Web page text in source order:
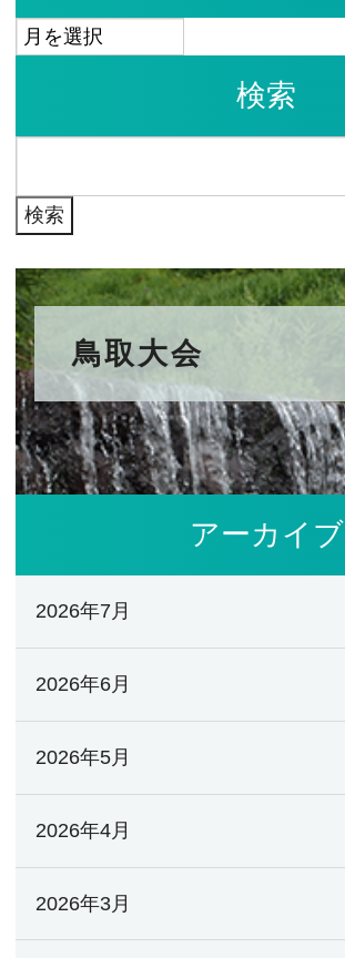
ア
検索
鳥取大会
アーカイブ
2026年7月
2026年6月
2026年5月
2026年4月
2026年3月